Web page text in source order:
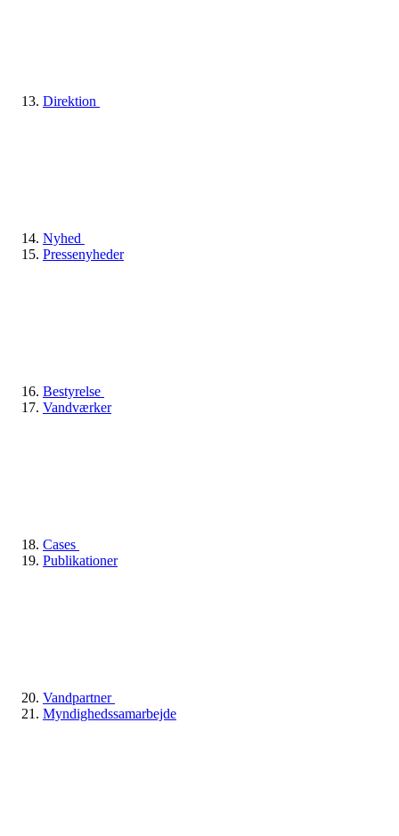
Direktion
Nyhed
Pressenyheder
Bestyrelse
Vandværker
Cases
Publikationer
Vandpartner
Myndighedssamarbejde